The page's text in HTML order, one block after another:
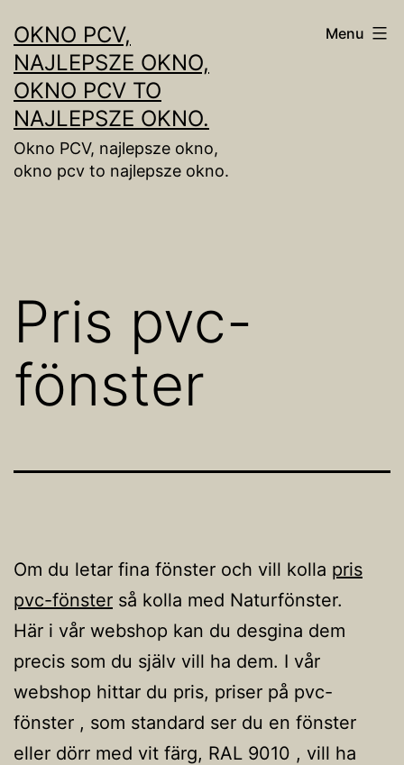
to
content
OKNO PCV,
NAJLEPSZE OKNO,
OKNO PCV TO
NAJLEPSZE OKNO.
Okno PCV, najlepsze okno,
okno pcv to najlepsze okno.
Menu
Pris pvc-
fönster
Om du letar fina fönster och vill kolla pris
pvc-fönster så kolla med Naturfönster.
Här i vår webshop kan du desgina dem
precis som du själv vill ha dem. I vår
webshop hittar du pris, priser på pvc-
fönster , som standard ser du en fönster
eller dörr med vit färg, RAL 9010 , vill ha